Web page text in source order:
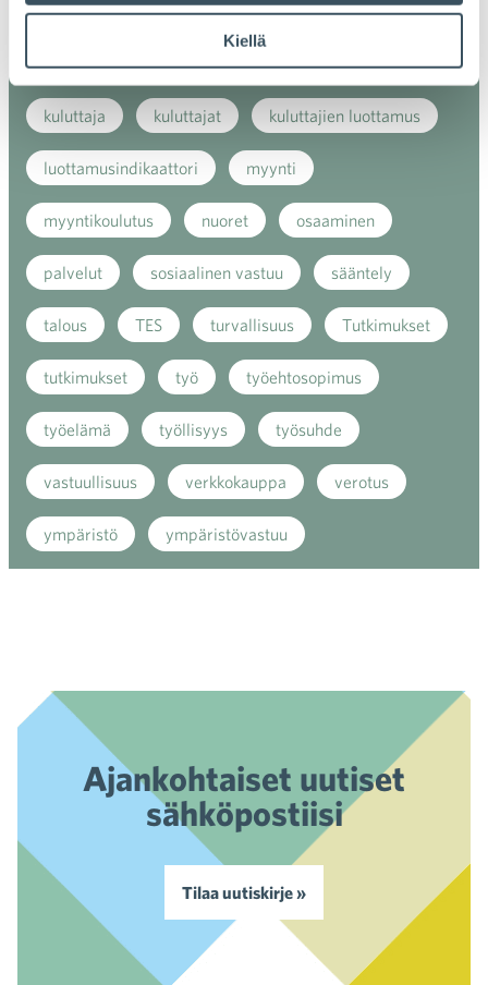
Kiellä
kaupan näkymät kauppa kemikaalit
kiertotalous koronavirus koulutus
kuluttaja kuluttajat kuluttajien luottamus
luottamusindikaattori myynti
myyntikoulutus nuoret osaaminen
palvelut sosiaalinen vastuu sääntely
talous TES turvallisuus Tutkimukset
tutkimukset työ työehtosopimus
työelämä työllisyys työsuhde
vastuullisuus verkkokauppa verotus
ympäristö ympäristövastuu
Ajankohtaiset uutiset
sähköpostiisi
Tilaa uutiskirje »